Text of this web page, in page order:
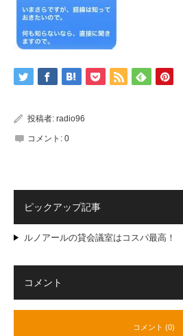
投稿者: radio96
コメント: 0
ピックアップ記事
ルノアールの貸会議室はコスパ最高！
コメント
コメント (0)